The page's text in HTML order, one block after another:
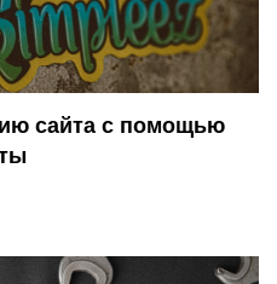
сайта с помощью